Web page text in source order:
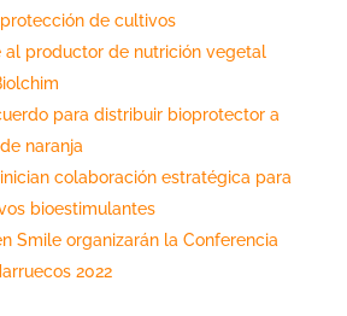
de cultivos
al productor de nutrición vegetal
para distribuir bioprotector a
naranja
inician colaboración estratégica para
bioestimulantes
Smile organizarán la Conferencia
2022